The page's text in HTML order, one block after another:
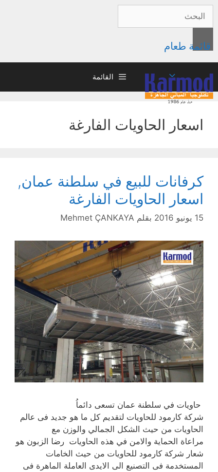
قائمة طعام
القائمة
اسعار الحاويات الفارغة
كرفانات للبيع في سلطنة عمان,
اسعار الحاويات الفارغة
15 يونيو 2016 بقلم Mehmet ÇANKAYA
حاويات في سلطنة عمان تسعى دائماُ
شركة كارمود للحاويات لتقديم كل ما هو جديد فى عالم
الحاويات من حيث الشكل الجمالي والوزن مع
مراعاة الحماية والامن في هذه الحاويات رضا الزبون هو
شعار شركة كارمود للحاويات من حيث الخامات
المستخدمة فى التصنيع الى الايدى العاملة الماهرة فى